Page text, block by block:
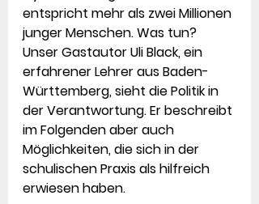
entspricht mehr als zwei Millionen
junger Menschen. Was tun?
Unser Gastautor Uli Black, ein
erfahrener Lehrer aus Baden-
Württemberg, sieht die Politik in
der Verantwortung. Er beschreibt
im Folgenden aber auch
Möglichkeiten, die sich in der
schulischen Praxis als hilfreich
erwiesen haben.